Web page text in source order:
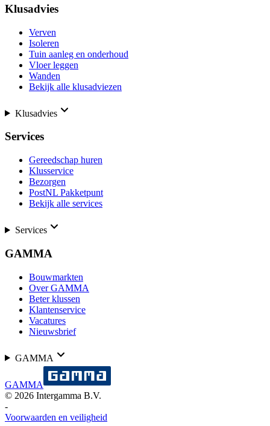
Klusadvies
Verven
Isoleren
Tuin aanleg en onderhoud
Vloer leggen
Wanden
Bekijk alle klusadviezen
Klusadvies
Services
Gereedschap huren
Klusservice
Bezorgen
PostNL Pakketpunt
Bekijk alle services
Services
GAMMA
Bouwmarkten
Over GAMMA
Beter klussen
Klantenservice
Vacatures
Nieuwsbrief
GAMMA
GAMMA
© 2026 Intergamma B.V.
-
Voorwaarden en veiligheid